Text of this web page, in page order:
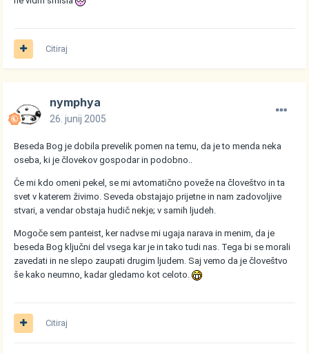
Citiraj
nymphya
26. junij 2005
Beseda Bog je dobila prevelik pomen na temu, da je to menda neka
oseba, ki je človekov gospodar in podobno..
Če mi kdo omeni pekel, se mi avtomatično poveže na človeštvo in ta
svet v katerem živimo. Seveda obstajajo prijetne in nam zadovoljive
stvari, a vendar obstaja hudič nekje; v samih ljudeh.
Mogoče sem panteist, ker nadvse mi ugaja narava in menim, da je
beseda Bog ključni del vsega kar je in tako tudi nas. Tega bi se morali
zavedati in ne slepo zaupati drugim ljudem. Saj vemo da je človeštvo
še kako neumno, kadar gledamo kot celoto.
Citiraj